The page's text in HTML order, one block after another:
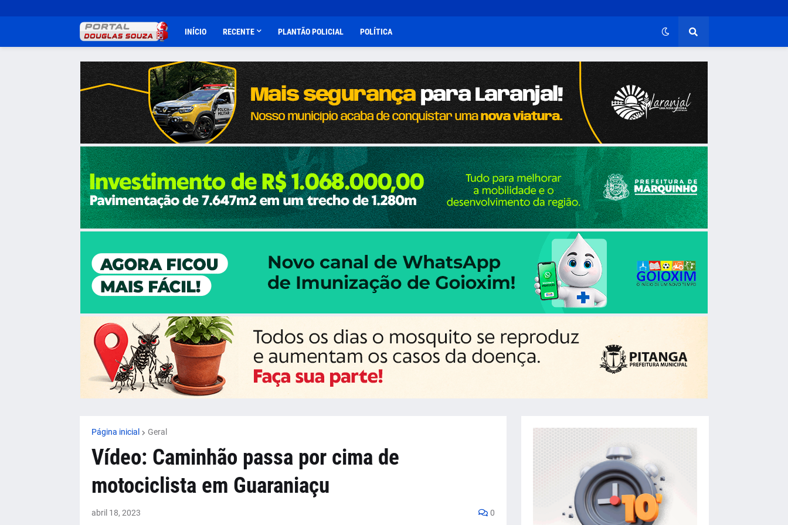
INÍCIO RECENTE PLANTÃO POLICIAL POLÍTICA
Página inicial Geral
Vídeo: Caminhão passa por cima de
motociclista em Guaraniaçu
abril 18, 2023 0